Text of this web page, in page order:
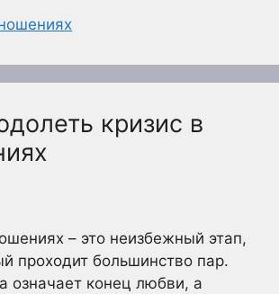
кризис в
– это неизбежный этап,
проходит большинство пар.
означает конец любви, а